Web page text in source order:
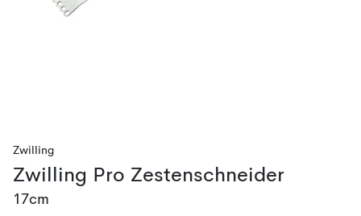
Zwilling
Zwilling Pro Zestenschneider
17cm